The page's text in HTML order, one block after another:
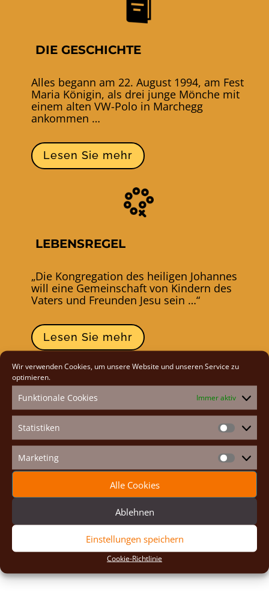
Wir verwenden Cookies, um unsere Website und unseren Service zu
optimieren.
Funktionale Cookies Immer aktiv
Statistiken
Marketing Marketing
Alle Cookies
Ablehnen
Einstellungen speichern
Cookie-Richtlinie
DIE GESCHICHTE
Alles begann am 22. August 1994, am Fest
Maria Königin, als drei junge Mönche mit
einem alten VW-Polo in Marchegg
ankommen …
Lesen Sie mehr
LEBENSREGEL
„Die Kongregation des heiligen Johannes
will eine Gemeinschaft von Kindern des
Vaters und Freunden Jesu sein …“
Lesen Sie mehr